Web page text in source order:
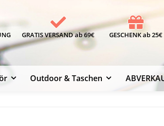
GRATIS VERSAND ab 69€ GESCHENK ab 25€
Outdoor & Taschen